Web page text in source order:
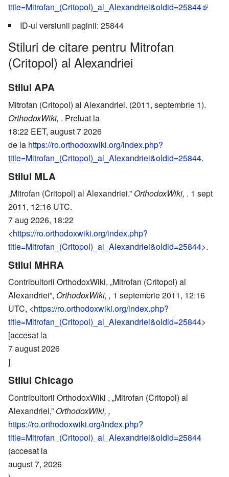
title=Mitrofan_(Critopol)_al_Alexandriei&oldid=25844
ID-ul versiunii paginii: 25844
Stiluri de citare pentru Mitrofan
(Critopol) al Alexandriei
Stilul APA
Mitrofan (Critopol) al Alexandriei. (2011, septembrie 1).
OrthodoxWiki, . Preluat la
18:22 EET, august 7 2026
de la https://ro.orthodoxwiki.org/index.php?
title=Mitrofan_(Critopol)_al_Alexandriei&oldid=25844.
Stilul MLA
„Mitrofan (Critopol) al Alexandriei.” OrthodoxWiki, . 1 sept
2011, 12:16 UTC.
7 aug 2026, 18:22
<https://ro.orthodoxwiki.org/index.php?
title=Mitrofan_(Critopol)_al_Alexandriei&oldid=25844>.
Stilul MHRA
Contribuitorii OrthodoxWiki, „Mitrofan (Critopol) al
Alexandriei”, OrthodoxWiki, , 1 septembrie 2011, 12:16
UTC, <https://ro.orthodoxwiki.org/index.php?
title=Mitrofan_(Critopol)_al_Alexandriei&oldid=25844>
[accesat la
7 august 2026
]
Stilul Chicago
Contribuitorii OrthodoxWiki , „Mitrofan (Critopol) al
Alexandriei,” OrthodoxWiki, ,
https://ro.orthodoxwiki.org/index.php?
title=Mitrofan_(Critopol)_al_Alexandriei&oldid=25844
(accesat la
august 7, 2026